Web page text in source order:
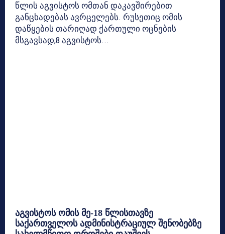
წლის აგვისტოს ომთან დაკავშირებით
განცხადებას ავრცელებს. რუსეთიც ომის
დაწყების თარიღად ქართული ოცნების
მსგავსად,8 აგვისტოს...
აგვისტოს ომის მე-18 წლისთავზე
საქართველოს ადმინისტრაციულ შენობებზე